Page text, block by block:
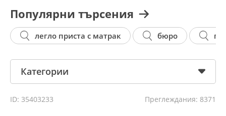
Популярни търсения
легло приста с матрак бюро
Категории
ID: 35403233 Преглеждания: 8371